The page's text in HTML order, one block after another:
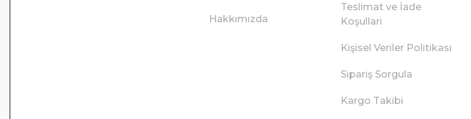
Hakkımızda
Teslimat ve İade
Koşullari
Kişisel Veriler Politikası
Sipariş Sorgula
Kargo Takibi